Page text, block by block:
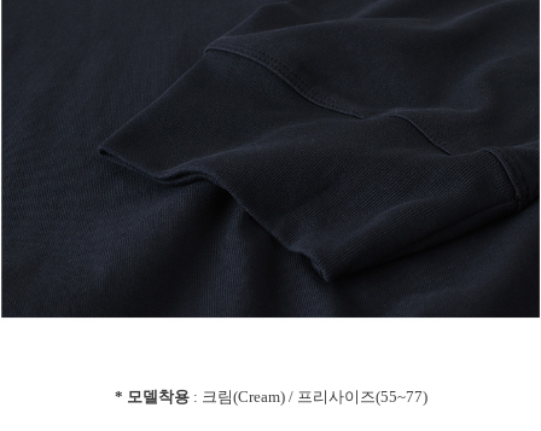
* 모델착용: 크림(Cream) / 프리사이즈(55~77)